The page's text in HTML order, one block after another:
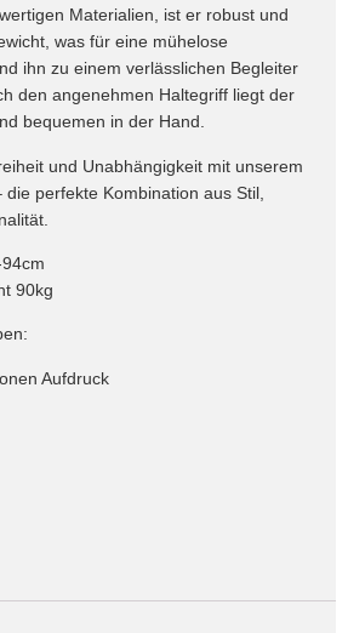
Materialien, ist er robust und
was für eine mühelose
ihn zu einem verlässlichen Begleiter
den angenehmen Haltegriff liegt der
bequemen in der Hand.
und Unabhängigkeit mit unserem
perfekte Kombination aus Stil,
90kg
Aufdruck